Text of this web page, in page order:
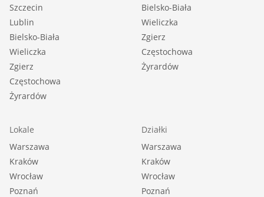
Szczecin
Lublin
Bielsko-Biała
Wieliczka
Zgierz
Częstochowa
Żyrardów
Bielsko-Biała
Wieliczka
Zgierz
Częstochowa
Żyrardów
Lokale
Warszawa
Kraków
Wrocław
Poznań
Działki
Warszawa
Kraków
Wrocław
Poznań